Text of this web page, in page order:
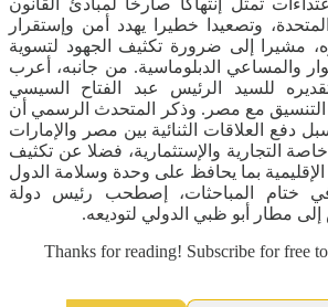
تمثل إنتهاكا صارخا لمبادئ القانون
وتصعيدا خطيرا يهدد أمن وإستقرار
مشيرا إلى ضرورة تكثيف الجهود لتسوية
والمساعي الدبلوماسية. من جانبه، أعرب
للسيد الرئيس عبد الفتاح السيسي
مع مصر. وذكر المتحدث الرسمي أن
دفع العلاقات الثنائية بين مصر والإمارات
التجارية والإستثمارية، فضلا عن تكثيف
الإقليمية بما يحافظ على وحدة وسلامة الدول
ختام المباحثات، إصطحب رئيس دولة
إلى مطار أبو ظبي الدولي لتوديعه.
Thanks for reading! Subscribe for free